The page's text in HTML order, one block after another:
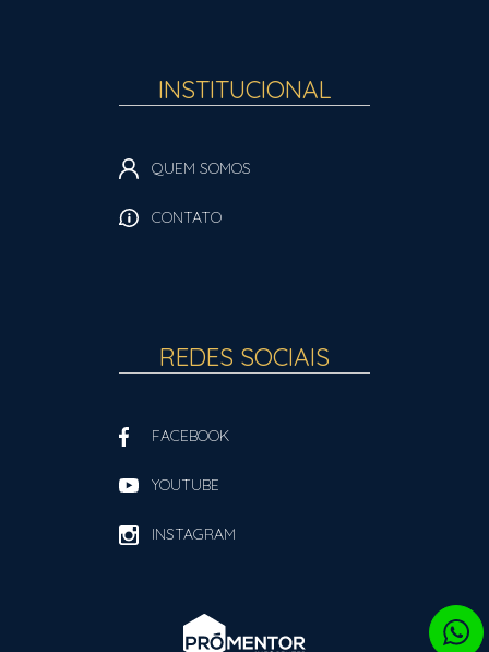
INSTITUCIONAL
QUEM SOMOS
CONTATO
REDES SOCIAIS
FACEBOOK
YOUTUBE
INSTAGRAM